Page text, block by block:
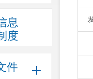
息
度
件